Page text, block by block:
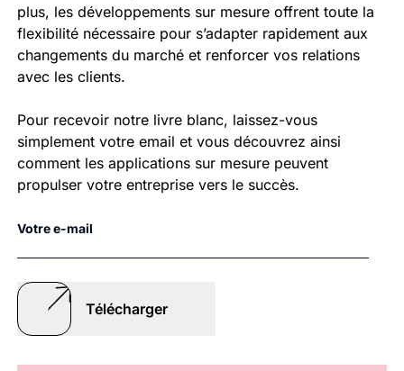
plus, les développements sur mesure offrent toute la
flexibilité nécessaire pour s’adapter rapidement aux
changements du marché et renforcer vos relations
avec les clients.
Pour recevoir notre livre blanc, laissez-vous
simplement votre email et vous découvrez ainsi
comment les applications sur mesure peuvent
propulser votre entreprise vers le succès.
Votre e-mail
Télécharger